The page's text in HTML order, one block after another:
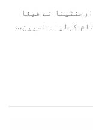
نے فیفا
کرلیا۔ اسپین…